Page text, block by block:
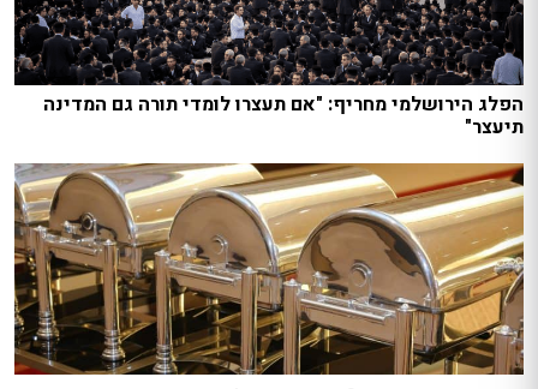
הפלג הירושלמי מחריף: "אם תעצרו לומדי תורה גם המדינה
תיעצר"